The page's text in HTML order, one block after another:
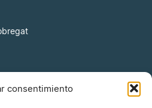
consentimiento